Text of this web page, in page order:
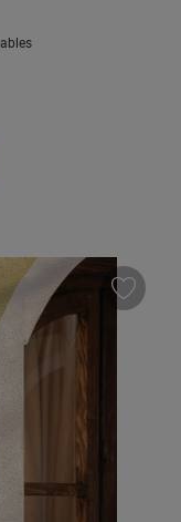
la quantité